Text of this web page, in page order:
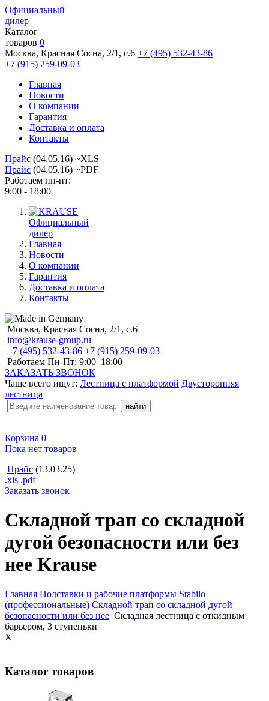
Официальный
дилер
Каталог
товаров 0
Москва, Красная Сосна, 2/1, с.6 +7 (495) 532-43-86
+7 (915) 259-09-03
Главная
Новости
О компании
Гарантия
Доставка и оплата
Контакты
Прайс (04.05.16) ~XLS
Прайс (04.05.16) ~PDF
Работаем пн-пт:
9:00 - 18:00
Официальный
дилер
Главная
Новости
О компании
Гарантия
Доставка и оплата
Контакты
Москва, Красная Сосна, 2/1, с.6
info@krause-group.ru
+7 (495) 532-43-86 +7 (915) 259-09-03
Работаем Пн-Пт: 9:00–18:00
ЗАКАЗАТЬ ЗВОНОК
Чаще всего ищут: Лестница с платформой Двусторонняя
лестница
Корзина 0
Пока нет товаров
Прайс (13.03.25)
.xls .pdf
Заказать звонок
Складной трап со складной
дугой безопасности или без
нее Krause
Главная Подставки и рабочие платформы Stabilo
(профессиональные) Складной трап со складной дугой
безопасности или без нее Складная лестница с откидным
барьером, 3 ступеньки
X
Каталог товаров